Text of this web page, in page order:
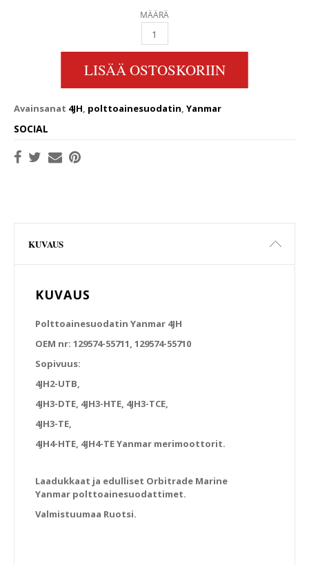
MÄÄRÄ
POLTTOAINESUODATIN YANMAR 4JH
LISÄÄ OSTOSKORIIN
Avainsanat 4JH, polttoainesuodatin, Yanmar
SOCIAL
KUVAUS
KUVAUS
Polttoainesuodatin Yanmar 4JH
OEM nr: 129574-55711, 129574-55710
Sopivuus:
4JH2-UTB,
4JH3-DTE, 4JH3-HTE, 4JH3-TCE,
4JH3-TE,
4JH4-HTE, 4JH4-TE Yanmar merimoottorit.
Laadukkaat ja edulliset Orbitrade Marine
Yanmar polttoainesuodattimet.
Valmistuumaa Ruotsi.